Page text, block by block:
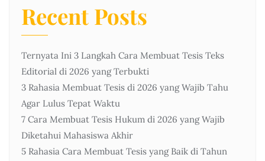
Recent Posts
Ternyata Ini 3 Langkah Cara Membuat Tesis Teks
Editorial di 2026 yang Terbukti
3 Rahasia Membuat Tesis di 2026 yang Wajib Tahu
Agar Lulus Tepat Waktu
7 Cara Membuat Tesis Hukum di 2026 yang Wajib
Diketahui Mahasiswa Akhir
5 Rahasia Cara Membuat Tesis yang Baik di Tahun